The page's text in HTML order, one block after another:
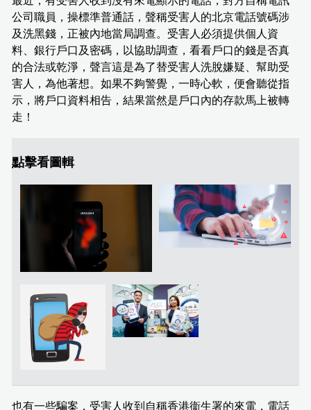
公司職員，操標準普通話，聲稱受害人的北京電話號碼涉
及洗黑錢，正被內地當局調查。受害人必須提供個人資
料、銀行戶口及密碼，以協助調查，看看戶口的錢是否真
的合法或乾淨，聲言這是為了替受害人洗脫嫌疑、幫助受
害人，為他著想。如果不夠警覺，一時心軟，便會聽從指
示，將戶口資料相告，結果當然是戶口內的存款馬上被轉
走！
點擊看圖輯
也有一些騙案，受害人收到自稱香港衞生署的來電，電話